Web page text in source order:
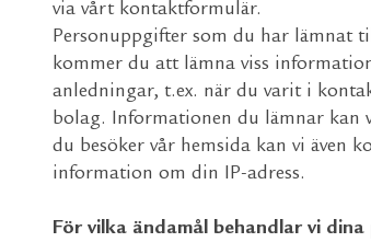
via vårt kontaktformulär.
Personuppgifter som du har lämnat
kommer du att lämna viss
anledningar, t.ex. när du varit i
bolag. Informationen du lämnar kan
du besöker vår hemsida kan vi även
information om din IP-adress.
För vilka ändamål behandlar vi